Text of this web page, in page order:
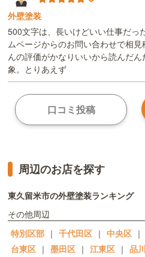
外壁塗装
500文字は、長いけどいい仕事だっ
ムページからのお問い合わせで相
んの評価がかなりいいから読んだ
象。とりあえず
口コミ投稿
周辺のお店を探す
東久留米市の外壁塗装ランキング
その他周辺
特別区部 ｜ 千代田区 ｜ 中央区 ｜
台東区 ｜ 墨田区 ｜ 江東区 ｜ 品